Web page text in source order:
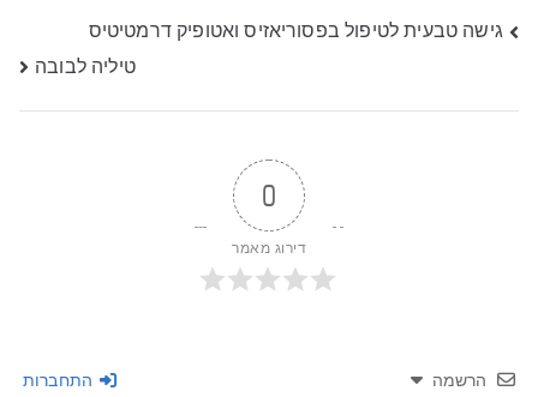
ניווט
גישה טבעית לטיפול בפסוריאזיס ואטופיק דרמטיטיס
טיליה לבובה
0
דירוג מאמר
הרשמה התחברות